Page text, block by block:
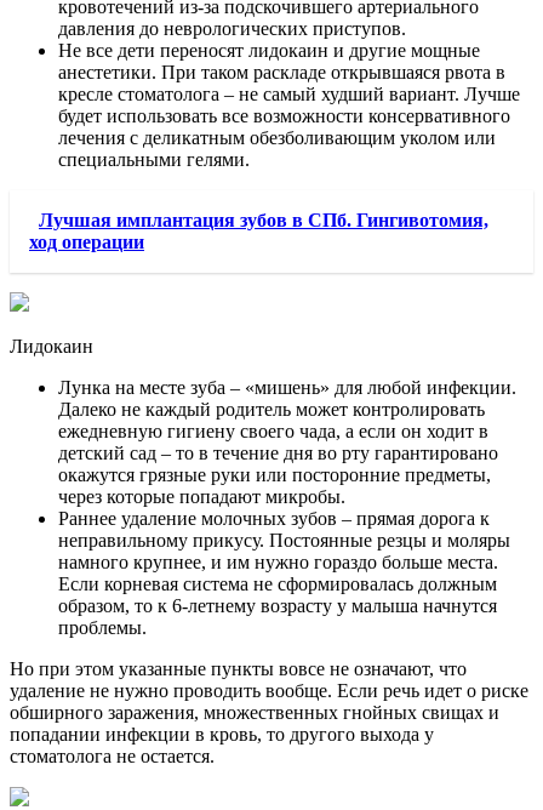
кровотечений из-за подскочившего артериального
давления до неврологических приступов.
Не все дети переносят лидокаин и другие мощные
анестетики. При таком раскладе открывшаяся рвота в
кресле стоматолога – не самый худший вариант. Лучше
будет использовать все возможности консервативного
лечения с деликатным обезболивающим уколом или
специальными гелями.
Лучшая имплантация зубов в СПб. Гингивотомия,
ход операции
Лидокаин
Лунка на месте зуба – «мишень» для любой инфекции.
Далеко не каждый родитель может контролировать
ежедневную гигиену своего чада, а если он ходит в
детский сад – то в течение дня во рту гарантировано
окажутся грязные руки или посторонние предметы,
через которые попадают микробы.
Раннее удаление молочных зубов – прямая дорога к
неправильному прикусу. Постоянные резцы и моляры
намного крупнее, и им нужно гораздо больше места.
Если корневая система не сформировалась должным
образом, то к 6-летнему возрасту у малыша начнутся
проблемы.
Но при этом указанные пункты вовсе не означают, что
удаление не нужно проводить вообще. Если речь идет о риске
обширного заражения, множественных гнойных свищах и
попадании инфекции в кровь, то другого выхода у
стоматолога не остается.